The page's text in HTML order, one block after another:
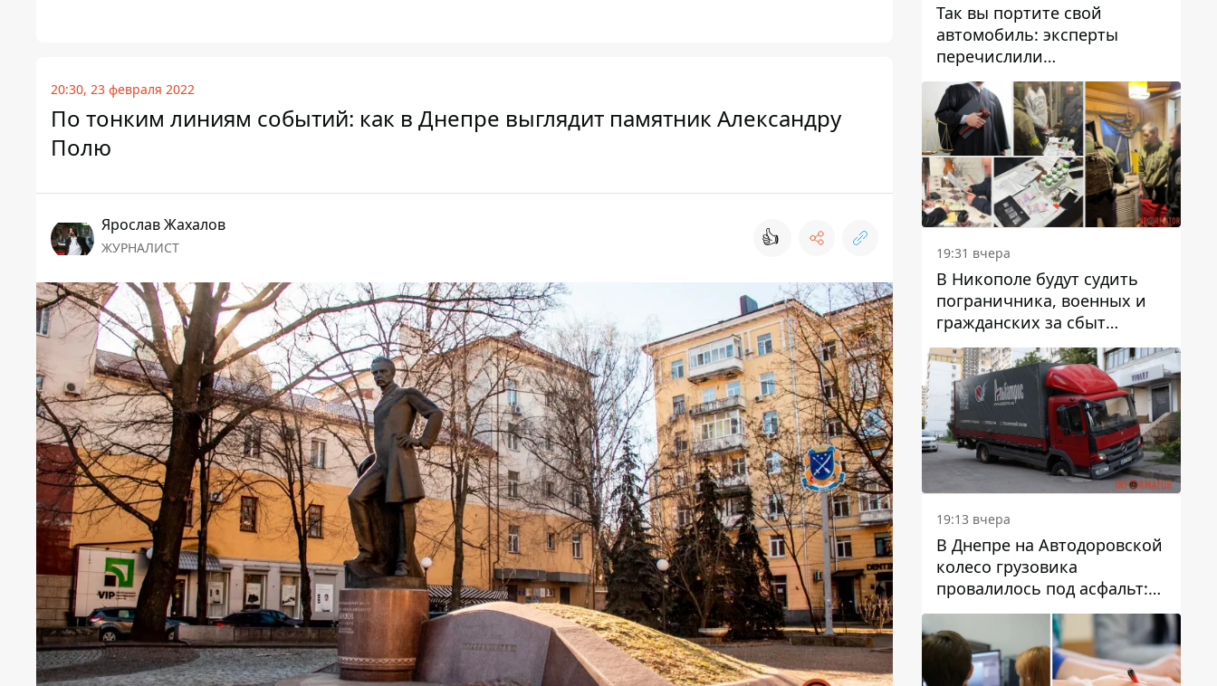
20:30, 23 февраля 2022
По тонким линиям событий: как в Днепре выглядит памятник Александру
Полю
Ярослав Жахалов
ЖУРНАЛИСТ 👍
Так вы портите свой
автомобиль: эксперты
перечислили
распространенные
привычки водителей,
которые на самом деле
вредят машине
19:31 вчера
В Никополе будут судить
пограничника, военных и
гражданских за сбыт
психотропов
19:13 вчера
В Днепре на Автодоровской
колесо грузовика
провалилось под асфальт:
движение заблокировано